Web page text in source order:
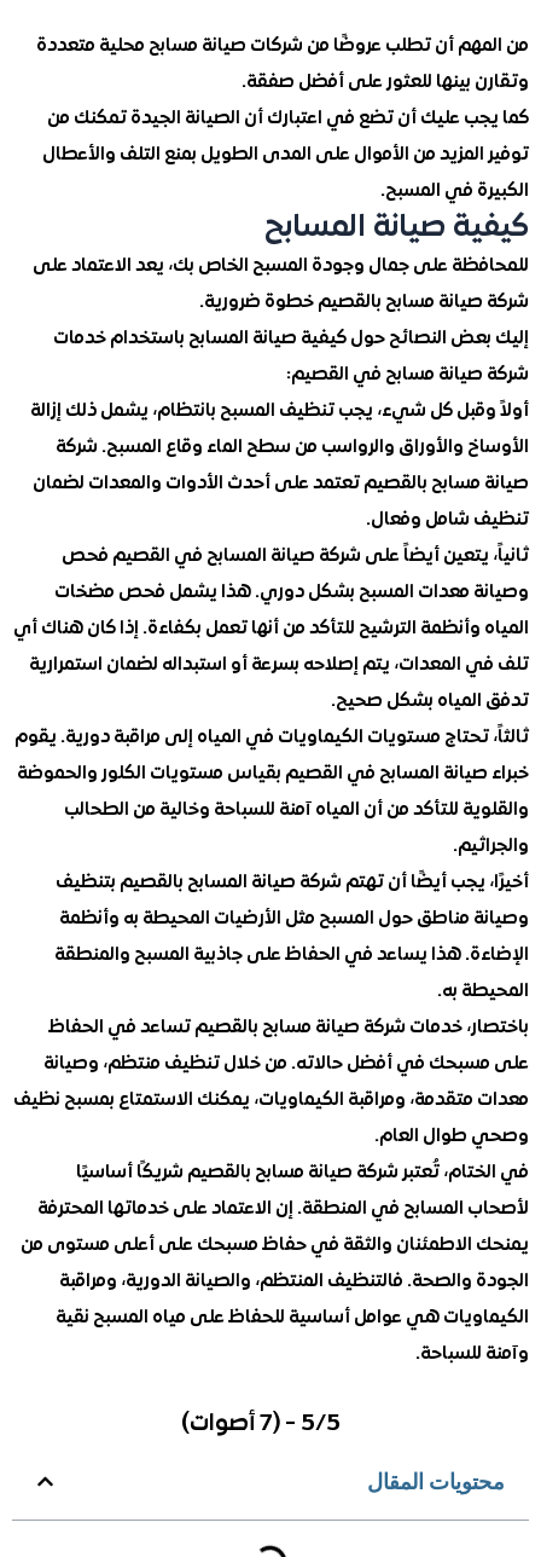
أن تطلب عروضًا من شركات صيانة مسابح محلية متعددة
بينها للعثور على أفضل صفقة.
عليك أن تضع في اعتبارك أن الصيانة الجيدة تمكنك من
من الأموال على المدى الطويل بمنع التلف والأعطال
في المسبح.
صيانة المسابح
على جمال وجودة المسبح الخاص بك، يعد الاعتماد على
مسابح بالقصيم خطوة ضرورية.
النصائح حول كيفية صيانة المسابح باستخدام خدمات
مسابح في القصيم:
كل شيء، يجب تنظيف المسبح بانتظام، يشمل ذلك إزالة
والأوراق والرواسب من سطح الماء وقاع المسبح. شركة
بالقصيم تعتمد على أحدث الأدوات والمعدات لضمان
شامل وفعال.
يتعين أيضاً على شركة صيانة المسابح في القصيم فحص
معدات المسبح بشكل دوري. هذا يشمل فحص مضخات
وأنظمة الترشيح للتأكد من أنها تعمل بكفاءة. إذا كان هناك أي
المعدات، يتم إصلاحه بسرعة أو استبداله لضمان استمرارية
بشكل صحيح.
تحتاج مستويات الكيماويات في المياه إلى مراقبة دورية. يقوم
المسابح في القصيم بقياس مستويات الكلور والحموضة
للتأكد من أن المياه آمنة للسباحة وخالية من الطحالب
يجب أيضًا أن تهتم شركة صيانة المسابح بالقصيم بتنظيف
مناطق حول المسبح مثل الأرضيات المحيطة به وأنظمة
هذا يساعد في الحفاظ على جاذبية المسبح والمنطقة
به.
خدمات شركة صيانة مسابح بالقصيم تساعد في الحفاظ
في أفضل حالاته. من خلال تنظيف منتظم، وصيانة
ومراقبة الكيماويات، يمكنك الاستمتاع بمسبح نظيف
العام.
تُعتبر شركة صيانة مسابح بالقصيم شريكًا أساسيًا
المسابح في المنطقة. إن الاعتماد على خدماتها المحترفة
الاطمئنان والثقة في حفاظ مسبحك على أعلى مستوى من
والصحة. فالتنظيف المنتظم، والصيانة الدورية، ومراقبة
هي عوامل أساسية للحفاظ على مياه المسبح نقية
المقال